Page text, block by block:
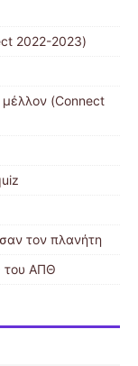
2022-2023)
μέλλον (Connect
τον πλανήτη
του ΑΠΘ